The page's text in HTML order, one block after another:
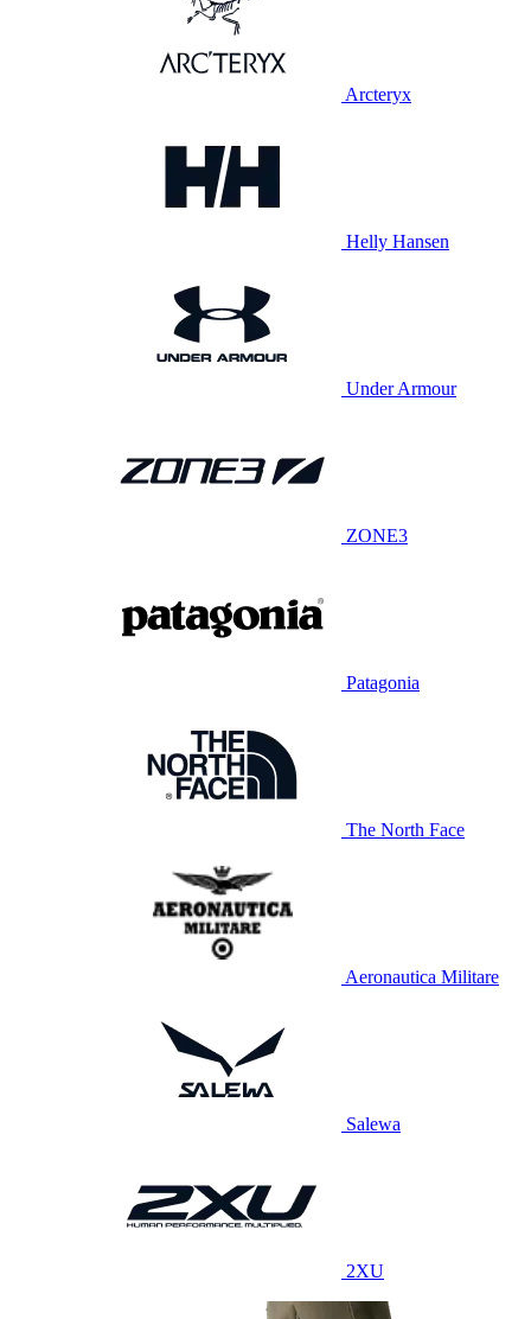
Arcteryx
Helly Hansen
Under Armour
ZONE3
Patagonia
The North Face
Aeronautica Militare
Salewa
2XU